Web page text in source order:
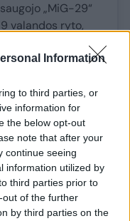
Information
to third parties, or
information for
the below opt-out
note that after your
continue seeing
information utilized by
third parties prior to
of the further
by third parties on the
„MiG-29“
valandos ryto,
sustiprinome oro
pajėgas
ir „Su-25“ lėktuvai.
buvo
– sakė D.
8 d., ryte iš
erdvę įskrido
100 metrų nuo